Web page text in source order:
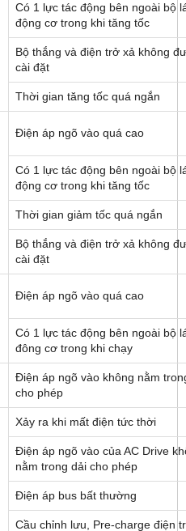
Có 1 lực tác động bên ngoài bộ
động cơ trong khi tăng tốc
Bộ thắng và điện trở xả không
cài đặt
Thời gian tăng tốc quá ngắn
Điện áp ngõ vào quá cao
Có 1 lực tác động bên ngoài bộ
động cơ trong khi tăng tốc
Thời gian giảm tốc quá ngắn
Bộ thắng và điện trở xả không
cài đặt
Điện áp ngõ vào quá cao
Có 1 lực tác động bên ngoài bộ
đông cơ trong khi chạy
Điện áp ngõ vào không nằm
cho phép
Xảy ra khi mất điện tức thời
Điện áp ngõ vào của AC Drive
nằm trong dải cho phép
Điện áp bus bất thường
Cầu chỉnh lưu, Pre-charge điện